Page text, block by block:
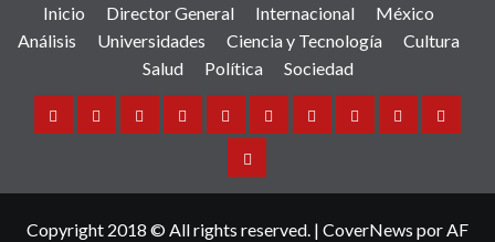
Inicio Director General Internacional
México
Análisis
Universidades Ciencia y Tecnología
Cultura
Salud
Política Sociedad
Inicio DirectorInternacional
MéxicoAnálisisUniversidades
CienciaCulturaSalud Política
Sociedad
Copyright 2018 © All rights reserved. | CoverNews por AF